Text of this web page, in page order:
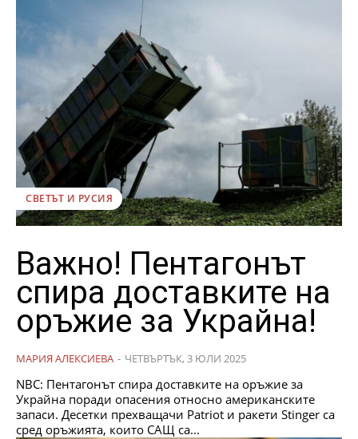
СВЕТЪТ И РУСИЯ
Важно! Пентагонът
спира доставките на
оръжие за Украйна!
МАРИЯ АЛЕКСИЕВА - ЧЕТВЪРТЪК, 3 ЮЛИ 2025
NBC: Пентагонът спира доставките на оръжие за
Украйна поради опасения относно американските
запаси. Десетки прехващачи Patriot и ракети Stinger са
сред оръжията, които САЩ са...